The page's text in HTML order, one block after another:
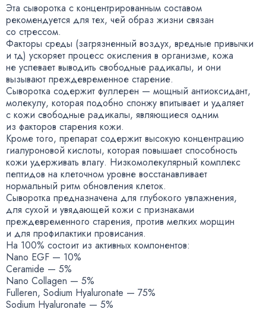
Эта сыворотка с концентрированным составом
рекомендуется для тех, чей образ жизни связан
со стрессом.
Факторы среды (загрязненный воздух, вредные привычки
и тд) ускоряет процесс окисления в организме, кожа
не успевает выводить свободные радикалы, и они
вызывают преждевременное старение.
Сыворотка содержит фуллерен — мощный антиоксидант,
молекулу, которая подобно спонжу впитывает и удаляет
с кожи свободные радикалы, являющиеся одним
из факторов старения кожи.
Кроме того, препарат содержит высокую концентрацию
гиалуроновой кислоты, которая повышает способность
кожи удерживать влагу. Низкомолекулярный комплекс
пептидов на клеточном уровне восстанавливает
нормальный ритм обновления клеток.
Сыворотка предназначена для глубокого увлажнения,
для сухой и увядающей кожи с признаками
преждевременного старения, против мелких морщин
и для профилактики провисания.
На 100% состоит из активных компонентов:
Nano EGF — 10%
Ceramide — 5%
Nano Collagen — 5%
Fulleren, Sodium Hyaluronate — 75%
Sodium Hyaluronate — 5%